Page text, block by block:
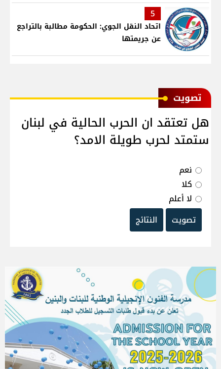
5
اتحاد النقل الجوي: الحكومة مطالبة بالتراجع
عن جريمتها
ﺗﺼﻮﻳﺖ
هل تعتقد ان الحرب الحالية في لبنان
ستمتد لحرب طويلة الامد؟
نعم
كلا
لا أعلم
تصويت
النتائج